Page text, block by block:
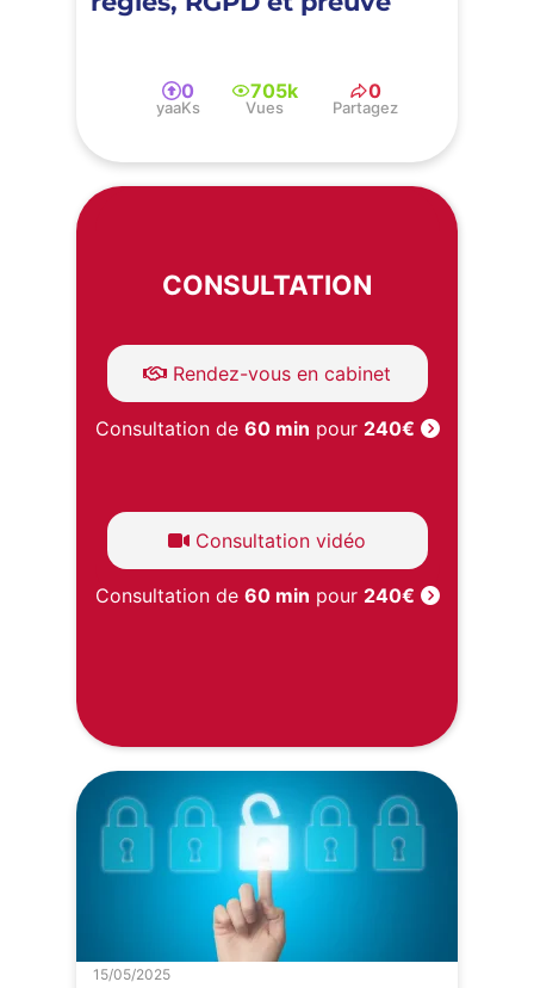
0
yaaKs
705k
Vues
0
Partagez
CONSULTATION
Rendez-vous en cabinet
Consultation de 60 min pour 240€
Consultation vidéo
Consultation de 60 min pour 240€
15/05/2025